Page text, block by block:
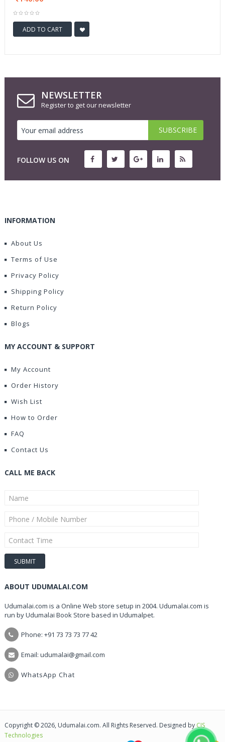
ADD TO CART
NEWSLETTER
Register to get our newsletter
FOLLOW US ON
INFORMATION
About Us
Terms of Use
Privacy Policy
Shipping Policy
Return Policy
Blogs
MY ACCOUNT & SUPPORT
My Account
Order History
Wish List
How to Order
FAQ
Contact Us
CALL ME BACK
ABOUT UDUMALAI.COM
Udumalai.com is a Online Web store setup in 2004. Udumalai.com is
run by Udumalai Book Store based in Udumalpet.
Phone: +91 73 73 73 77 42
Email: udumalai@gmail.com
WhatsApp Chat
Copyright © 2026, Udumalai.com. All Rights Reserved. Designed by CIS
Technologies